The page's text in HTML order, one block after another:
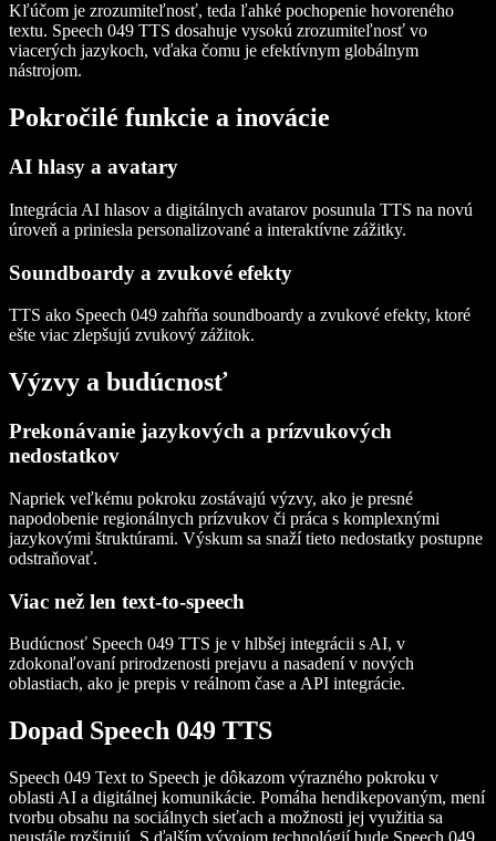
Kľúčom je zrozumiteľnosť, teda ľahké pochopenie hovoreného
textu. Speech 049 TTS dosahuje vysokú zrozumiteľnosť vo
viacerých jazykoch, vďaka čomu je efektívnym globálnym
nástrojom.
Pokročilé funkcie a inovácie
AI hlasy a avatary
Integrácia AI hlasov a digitálnych avatarov posunula TTS na novú
úroveň a priniesla personalizované a interaktívne zážitky.
Soundboardy a zvukové efekty
TTS ako Speech 049 zahŕňa soundboardy a zvukové efekty, ktoré
ešte viac zlepšujú zvukový zážitok.
Výzvy a budúcnosť
Prekonávanie jazykových a prízvukových
nedostatkov
Napriek veľkému pokroku zostávajú výzvy, ako je presné
napodobenie regionálnych prízvukov či práca s komplexnými
jazykovými štruktúrami. Výskum sa snaží tieto nedostatky postupne
odstraňovať.
Viac než len text-to-speech
Budúcnosť Speech 049 TTS je v hlbšej integrácii s AI, v
zdokonaľovaní prirodzenosti prejavu a nasadení v nových
oblastiach, ako je prepis v reálnom čase a API integrácie.
Dopad Speech 049 TTS
Speech 049 Text to Speech je dôkazom výrazného pokroku v
oblasti AI a digitálnej komunikácie. Pomáha hendikepovaným, mení
tvorbu obsahu na sociálnych sieťach a možnosti jej využitia sa